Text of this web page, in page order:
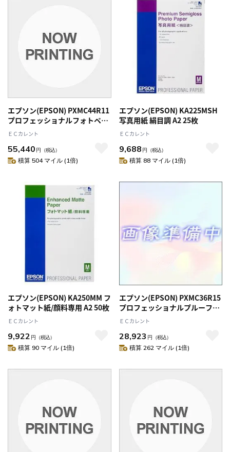
エプソン(EPSON) PXMC44R11
プロフェッショナルフォトペー
パー 厚手絹目 1118mm 44イン
ＥＣカレント
55,440 円 （税込）
積算 504 マイル (1倍)
エプソン(EPSON) KA225MSH
写真用紙 絹目調 A2 25枚
ＥＣカレント
9,688 円 （税込）
積算 88 マイル (1倍)
エプソン(EPSON) KA250MM フ
ォトマット紙/顔料専用 A2 50枚
ＥＣカレント
9,922 円 （税込）
積算 90 マイル (1倍)
エプソン(EPSON) PXMC36R15
プロフェッショナルプルーフィ
ングペーパー 914mm 36ｲﾝﾁ
x30.5m
ＥＣカレント
28,923 円 （税込）
積算 262 マイル (1倍)